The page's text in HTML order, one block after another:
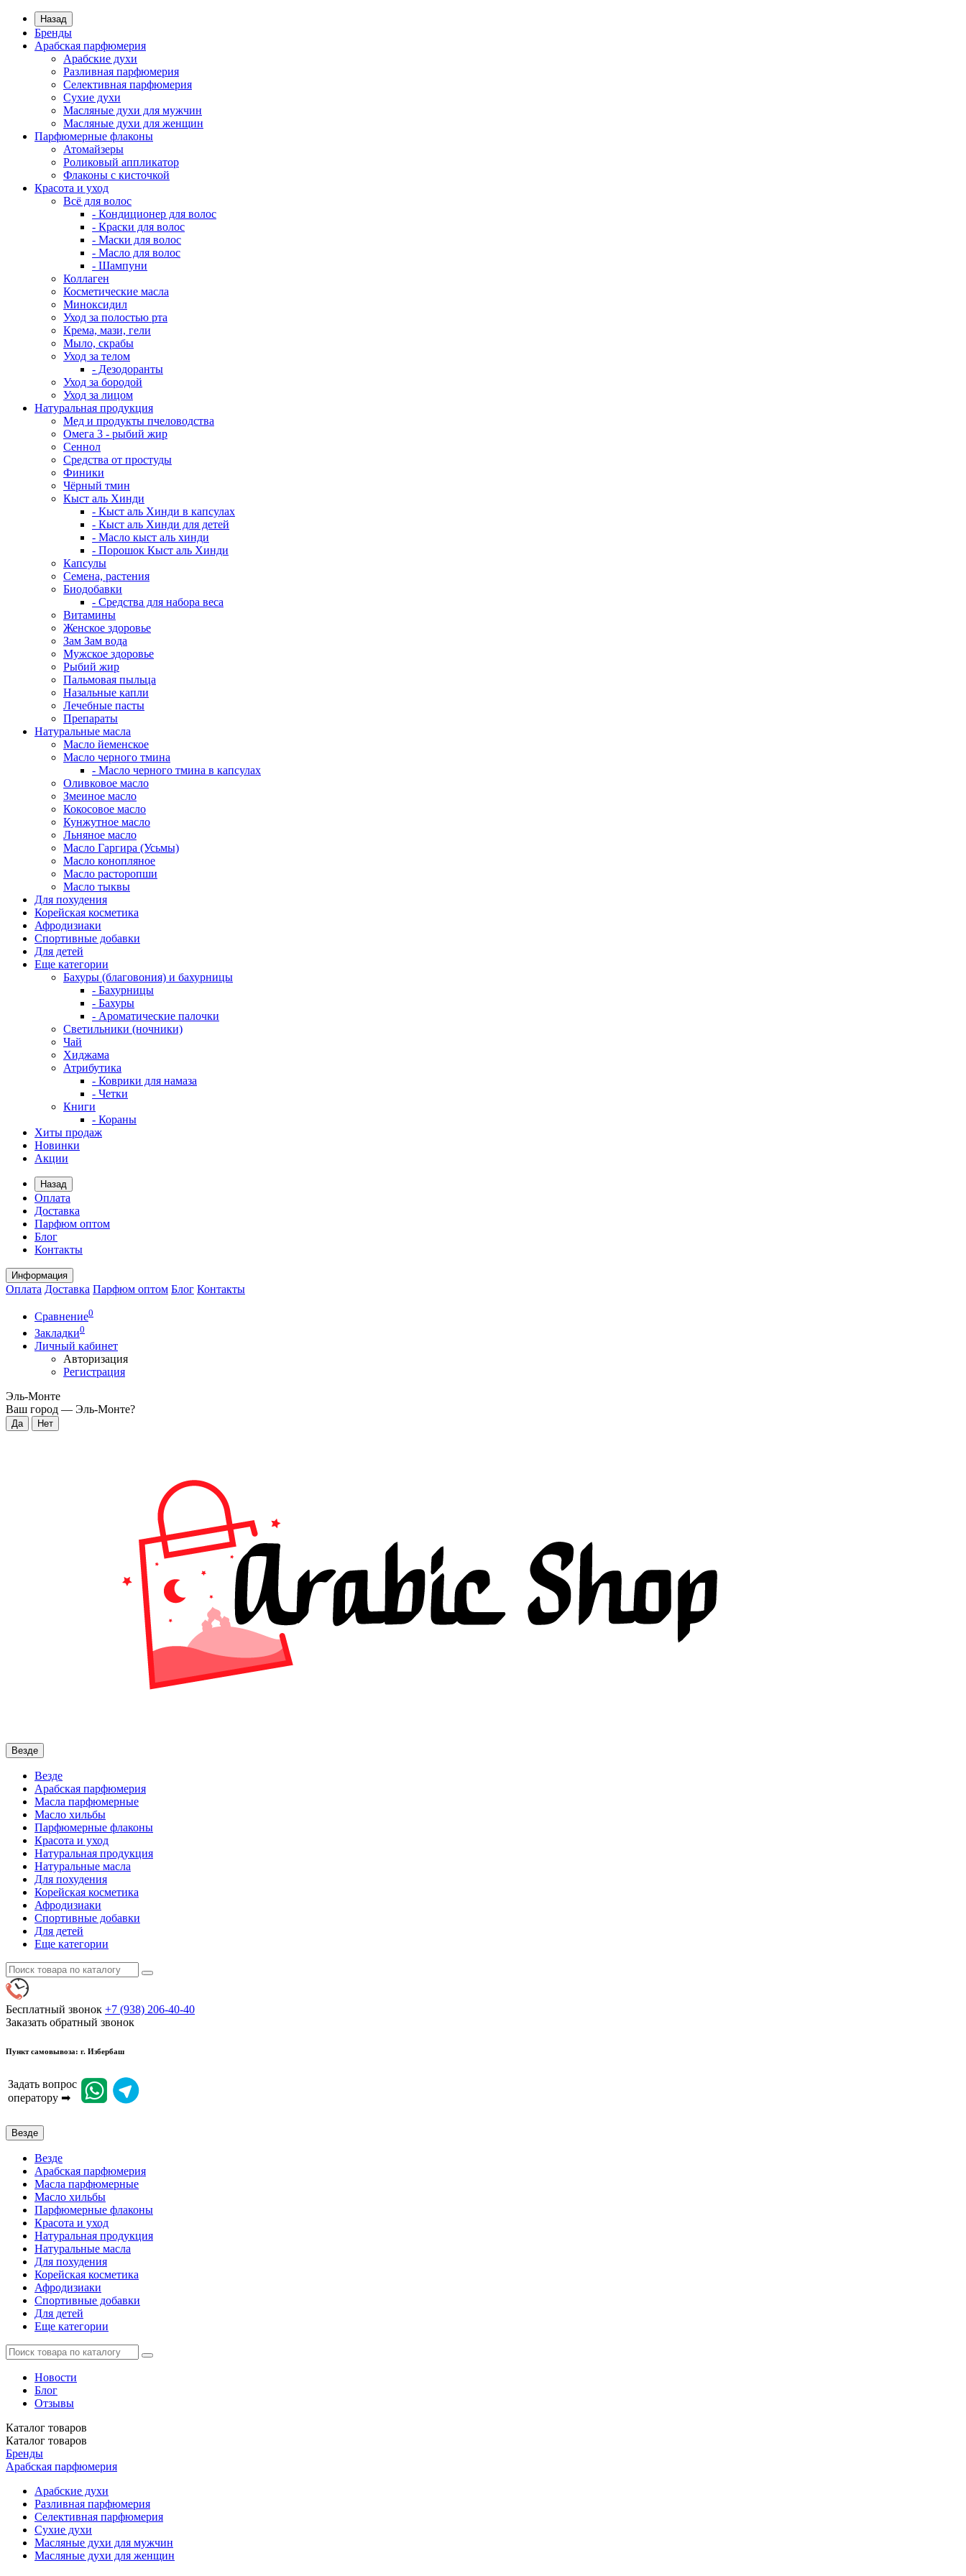
Назад
Бренды
Арабская парфюмерия
Арабские духи
Разливная парфюмерия
Селективная парфюмерия
Сухие духи
Масляные духи для мужчин
Масляные духи для женщин
Парфюмерные флаконы
Атомайзеры
Роликовый аппликатор
Флаконы с кисточкой
Красота и уход
Всё для волос
- Кондиционер для волос
- Краски для волос
- Маски для волос
- Масло для волос
- Шампуни
Коллаген
Косметические масла
Миноксидил
Уход за полостью рта
Крема, мази, гели
Мыло, скрабы
Уход за телом
- Дезодоранты
Уход за бородой
Уход за лицом
Натуральная продукция
Мед и продукты пчеловодства
Омега 3 - рыбий жир
Сеннол
Средства от простуды
Финики
Чёрный тмин
Кыст аль Хинди
- Кыст аль Хинди в капсулах
- Кыст аль Хинди для детей
- Масло кыст аль хинди
- Порошок Кыст аль Хинди
Капсулы
Семена, растения
Биодобавки
- Средства для набора веса
Витамины
Женское здоровье
Зам Зам вода
Мужское здоровье
Рыбий жир
Пальмовая пыльца
Назальные капли
Лечебные пасты
Препараты
Натуральные масла
Масло йеменское
Масло черного тмина
- Масло черного тмина в капсулах
Оливковое масло
Змеиное масло
Кокосовое масло
Кунжутное масло
Льняное масло
Масло Гаргира (Усьмы)
Масло конопляное
Масло расторопши
Масло тыквы
Для похудения
Корейская косметика
Афродизиаки
Спортивные добавки
Для детей
Еще категории
Бахуры (благовония) и бахурницы
- Бахурницы
- Бахуры
- Ароматические палочки
Светильники (ночники)
Чай
Хиджама
Атрибутика
- Коврики для намаза
- Четки
Книги
- Кораны
Хиты продаж
Новинки
Акции
Назад
Оплата
Доставка
Парфюм оптом
Блог
Контакты
Информация
Оплата Доставка Парфюм оптом Блог Контакты
Сравнение0
Закладки0
Личный кабинет
Авторизация
Регистрация
Эль-Монте
Ваш город — Эль-Монте?
Везде
Везде
Арабская парфюмерия
Масла парфюмерные
Масло хильбы
Парфюмерные флаконы
Красота и уход
Натуральная продукция
Натуральные масла
Для похудения
Корейская косметика
Афродизиаки
Спортивные добавки
Для детей
Еще категории
Бесплатный звонок +7 (938) 206-40-40
Заказать обратный звонок
Пункт самовывоза: г. Избербаш
Задать вопрос
оператору ➡
Везде
Везде
Арабская парфюмерия
Масла парфюмерные
Масло хильбы
Парфюмерные флаконы
Красота и уход
Натуральная продукция
Натуральные масла
Для похудения
Корейская косметика
Афродизиаки
Спортивные добавки
Для детей
Еще категории
Новости
Блог
Отзывы
Каталог товаров
Каталог товаров
Бренды
Арабская парфюмерия
Арабские духи
Разливная парфюмерия
Селективная парфюмерия
Сухие духи
Масляные духи для мужчин
Масляные духи для женщин